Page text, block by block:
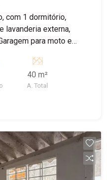
com 1 dormitório,
lavanderia externa,
40 m²
A. Total